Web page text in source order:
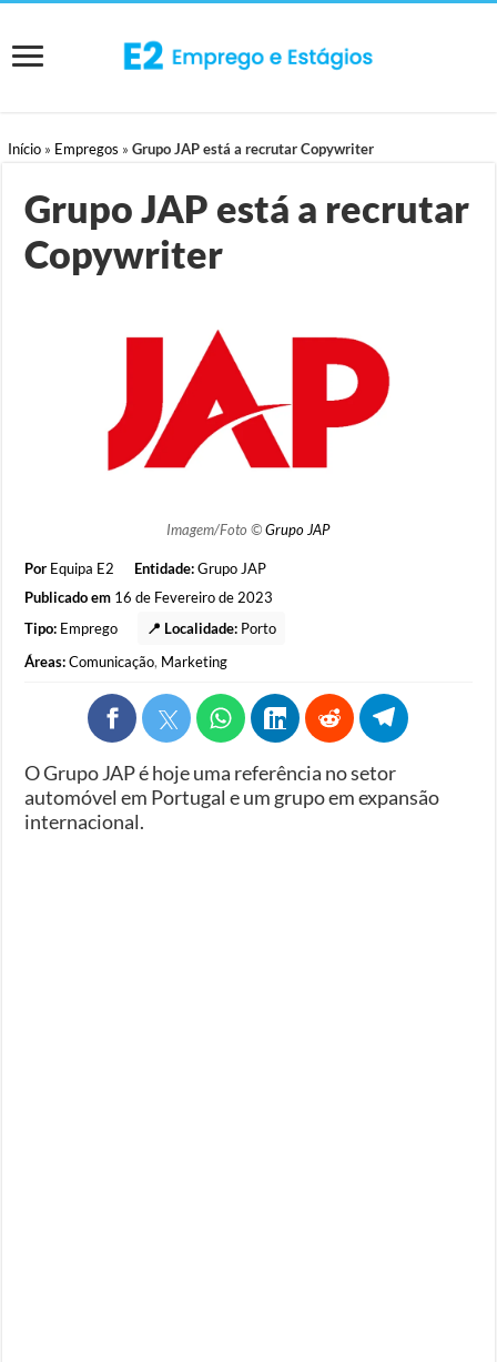
Início » Empregos »Grupo JAP está a recrutar Copywriter
Grupo JAP está a recrutar
Copywriter
Imagem/Foto ©Grupo JAP
Por Equipa E2 Entidade:Grupo JAP
Publicado em 16 de Fevereiro de 2023
Tipo: Emprego 📍 Localidade: Porto
Áreas: Comunicação, Marketing
O Grupo JAP é hoje uma referência no setor
automóvel em Portugal e um grupo em expansão
internacional.